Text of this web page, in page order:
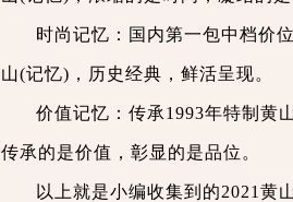
时尚记忆：国内第一包中档价
山(记忆)，历史经典，鲜活呈现。
价值记忆：传承1993年特制黄
传承的是价值，彰显的是品位。
以上就是小编收集到的2021黄